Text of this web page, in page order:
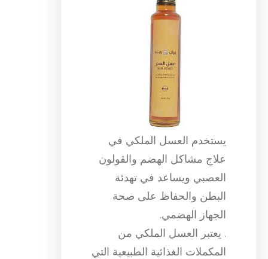
يستخدم العسل الملكي في
علاج مشاكل الهضم والقولون
العصبي ويساعد في تهدئة
البطن والحفاظ على صحة
الجهاز الهضمي.
. يعتبر العسل الملكي من
المكملات الغذائية الطبيعية التي